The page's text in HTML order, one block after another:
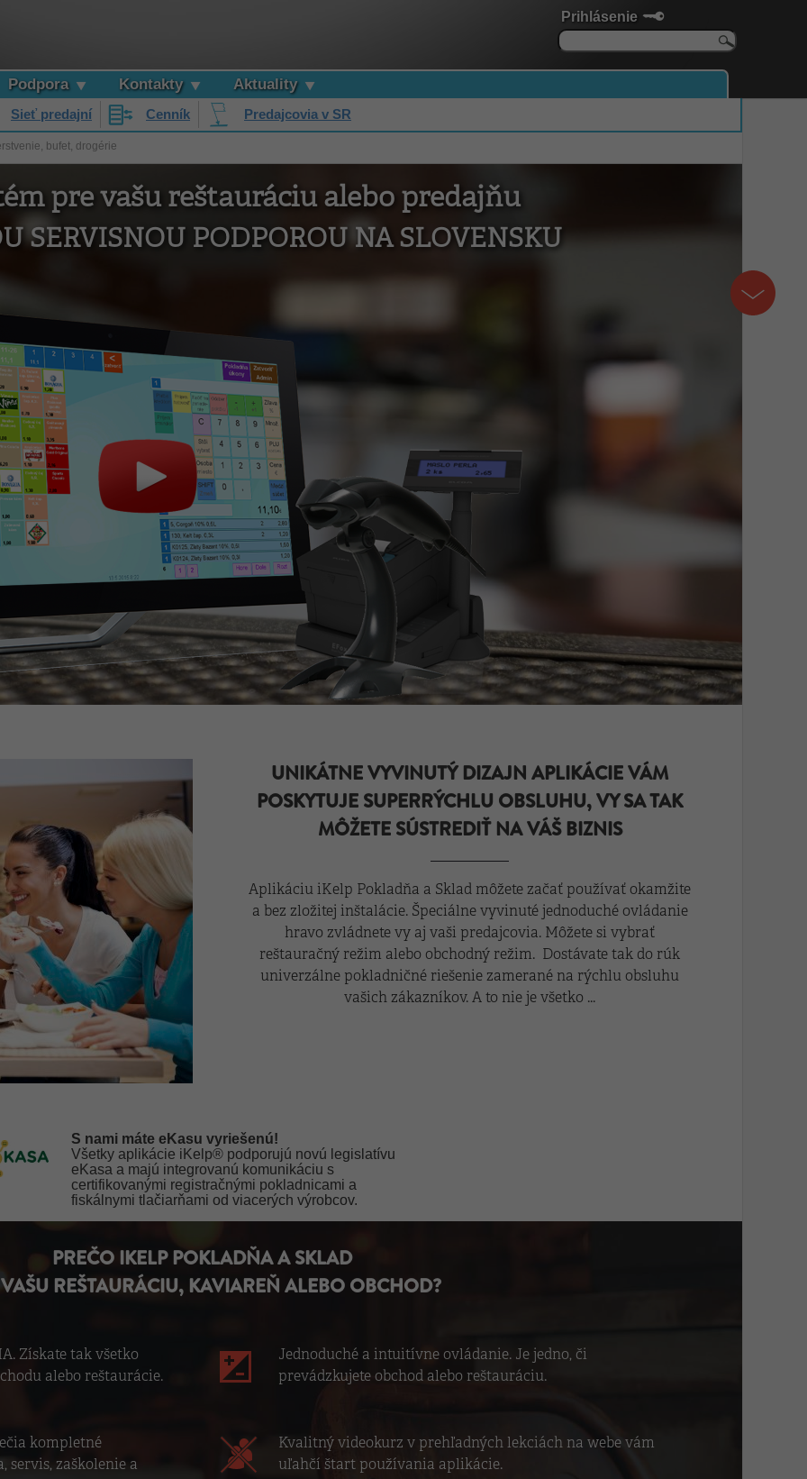
Prihlásenie
Podpora Kontakty Aktuality
Sieť predajní Cenník Predajcovia v SR
bufet, drogérie
pre vašu reštauráciu alebo predajňu
SERVISNOU PODPOROU NA SLOVENSKU
UNIKÁTNE VYVINUTÝ DIZAJN APLIKÁCIE VÁM
POSKYTUJE SUPERRÝCHLU OBSLUHU, VY SA TAK
MÔŽETE SÚSTREDIŤ NA VÁŠ BIZNIS
Aplikáciu iKelp Pokladňa a Sklad môžete začať používať okamžite
a bez zložitej inštalácie. Špeciálne vyvinuté jednoduché ovládanie
hravo zvládnete vy aj vaši predajcovia. Môžete si vybrať
reštauračný režim alebo obchodný režim. Dostávate tak do rúk
univerzálne pokladničné riešenie zamerané na rýchlu obsluhu
vašich zákazníkov. A to nie je všetko ...
S nami máte eKasu vyriešenú!
Všetky aplikácie iKelp® podporujú novú legislatívu
eKasa a majú integrovanú komunikáciu s
certifikovanými registračnými pokladnicami a
fiskálnymi tlačiarňami od viacerých výrobcov.
PREČO IKELP POKLADŇA A SKLAD
REŠTAURÁCIU, KAVIAREŇ ALEBO OBCHOD?
Získate tak všetko
alebo reštaurácie.
kompletné
servis, zaškolenie a
Jednoduché a intuitívne ovládanie. Je jedno, či
prevádzkujete obchod alebo reštauráciu.
Kvalitný videokurz v prehľadných lekciách na webe vám
uľahčí štart používania aplikácie.